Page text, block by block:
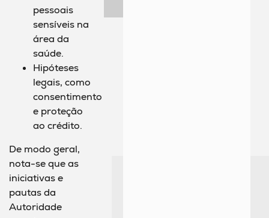
pessoais
sensíveis na
área da
saúde.
Hipóteses
legais, como
consentimento
e proteção
ao crédito.
De modo geral,
nota-se que as
iniciativas e
pautas da
Autoridade